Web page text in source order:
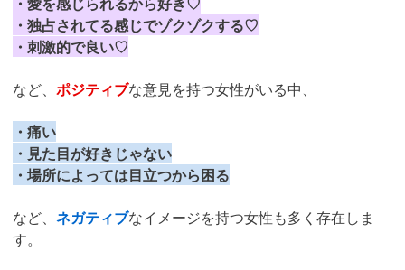
・独占されてる感じでゾクゾクする♡
・刺激的で良い♡
など、 ポジティブな意見を持つ女性がいる中、
・痛い
・見た目が好きじゃない
・場所によっては目立つから困る
など、 ネガティブなイメージを持つ女性も多く存在しま
す。